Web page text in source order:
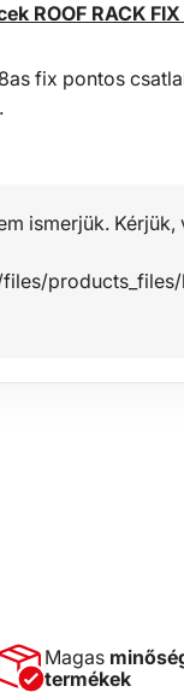
ROOF RACK
fix pontos
ismerjük. Kérjük,
products_files/
Magas
termékek